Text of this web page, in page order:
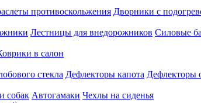
противоскольжения Дворники с
Лестницы для внедорожников Силовые
в салон
стекла Дефлекторы капота Дефлекторы
собак Автогамаки Чехлы на сиденья